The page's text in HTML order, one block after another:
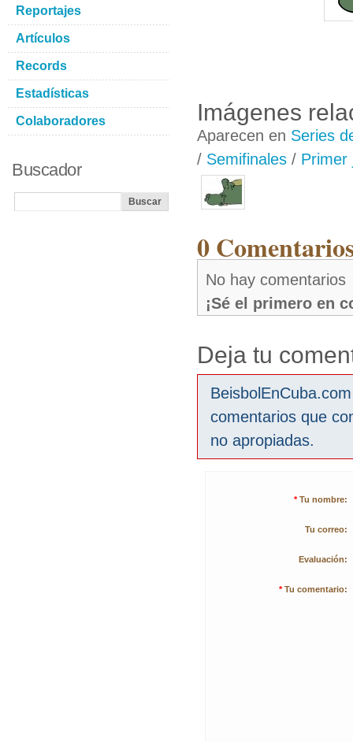
Imágenes
Aparecen en Series
/ Semifinales / Primer
0
No hay comentarios
¡Sé el primero en
Deja tu
comentarios que
no apropiadas.
* Tu nombre:
Tu correo:
Evaluación:
* Tu comentario:
Reportajes
Artículos
Records
Estadísticas
Colaboradores
Buscador